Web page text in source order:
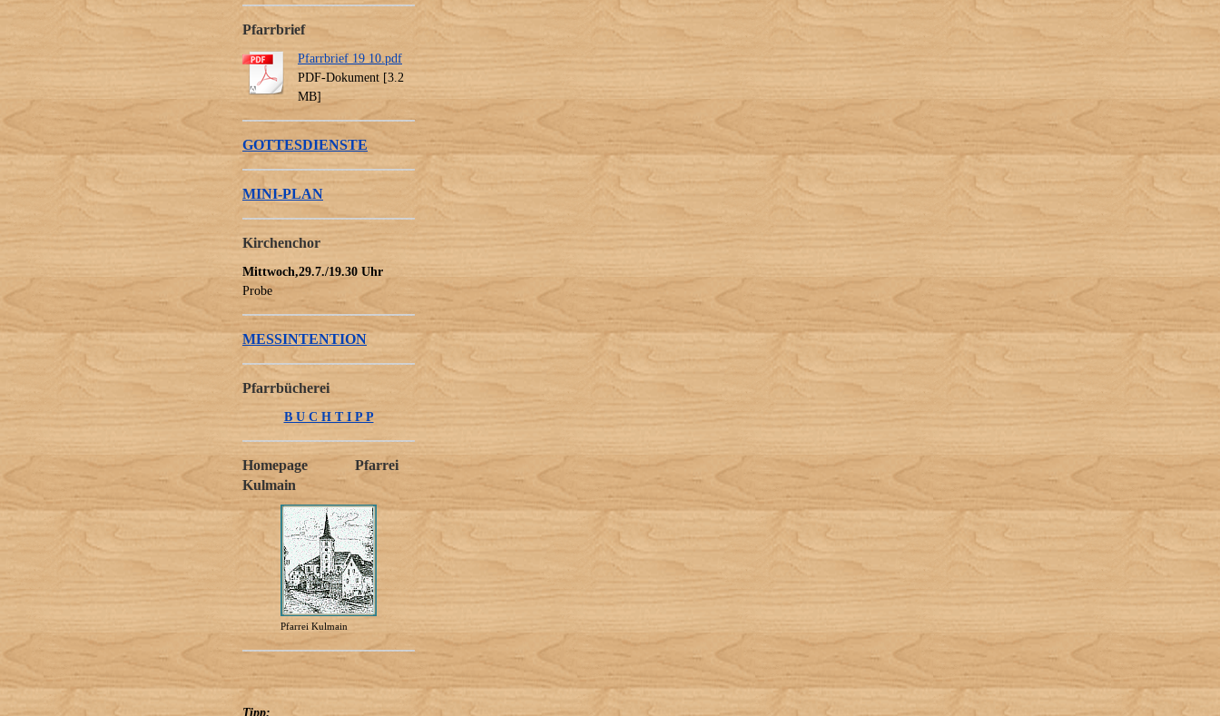
Pfarrbrief
Pfarrbrief 19 10.pdf
PDF-Dokument [3.2
MB]
GOTTESDIENSTE
MINI-PLAN
Kirchenchor
Mittwoch,29.7./19.30 Uhr
Probe
MESSINTENTION
Pfarrbücherei
B U C H T I P P
Homepage Pfarrei
Kulmain
Pfarrei Kulmain
Tipp: